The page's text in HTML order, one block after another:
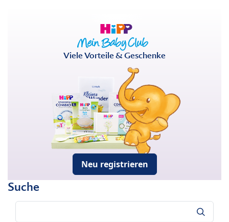
Viele Vorteile & Geschenke
Neu registrieren
Suche